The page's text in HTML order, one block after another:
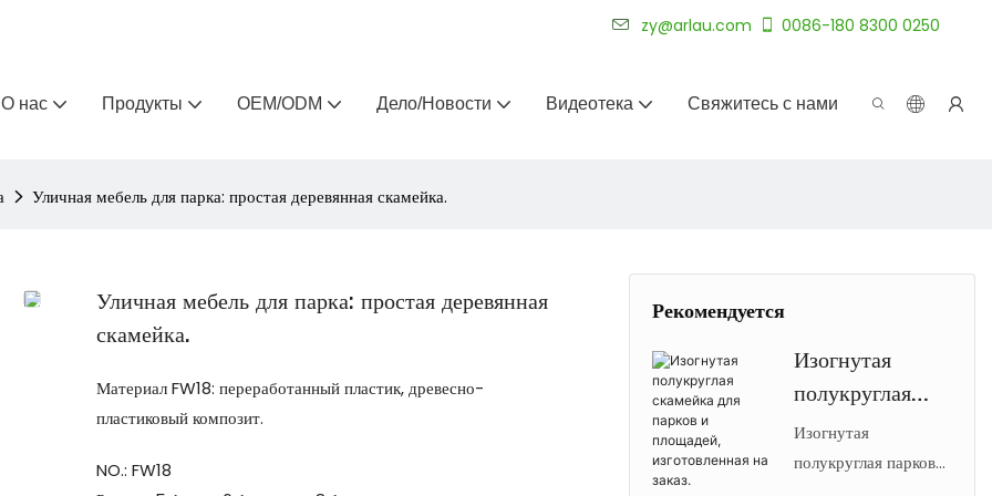
zy@arlau.com 0086-180 8300 0250
О нас Продукты OEM/ODM Дело/Новости Видеотека Свяжитесь с нами
Уличная мебель для парка: простая деревянная скамейка.
Уличная мебель для парка: простая деревянная
скамейка.
Материал FW18: переработанный пластик, древесно-
пластиковый композит.
NO.: FW18
Рекомендуется
Изогнутая
полукруглая
скамейка для
парков и
Изогнутая
полукруглая парковая